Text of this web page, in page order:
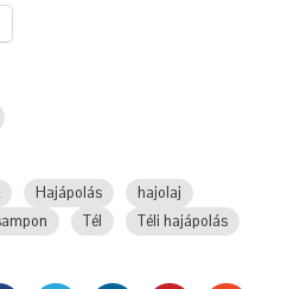
Hajápolás
hajolaj
Tél Téli hajápolás